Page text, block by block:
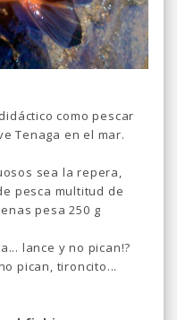
como pescar
Tenaga en el mar.
sea la repera,
pesca multitud de
pesa 250 g
lance y no pican!?
pican, tironcito...